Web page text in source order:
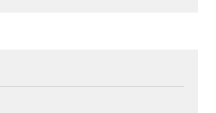
postklient,